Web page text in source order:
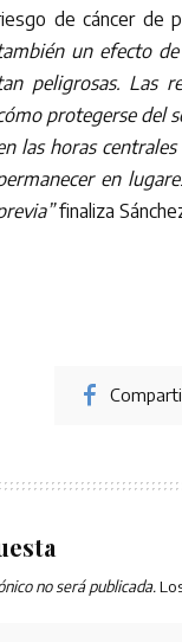
de cáncer de
un efecto
peligrosas. Las
protegerse del
las horas
en
finaliza
no será publicada.